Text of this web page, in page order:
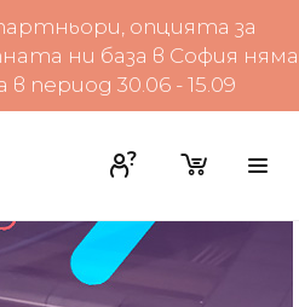
опцията за
ни база в София няма
период 30.06 - 15.09